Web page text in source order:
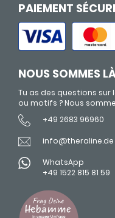
PAIEMENT
NOUS SOMMES
Tu as des questions
ou motifs ? Nous
+49 2683 96960
info@theraline.de
WhatsApp
+49 1522 815 81 59